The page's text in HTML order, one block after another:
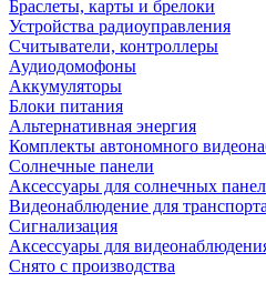
Браслеты, карты и брелоки
Устройства радиоуправления
Считыватели, контроллеры
Аудиодомофоны
Аккумуляторы
Блоки питания
Альтернативная энергия
Комплекты автономного
Солнечные панели
Аксессуары для солнечных
Видеонаблюдение для транспорта
Сигнализация
Аксессуары для
Снято с производства